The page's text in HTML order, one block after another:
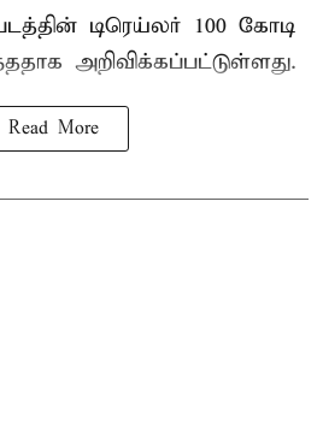
டிரெய்லர் 100 கோடி
அறிவிக்கப்பட்டுள்ளது.
Read More